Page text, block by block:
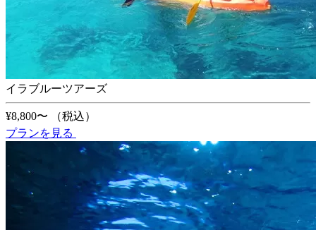
イラブルーツアーズ
¥8,800〜
（税込）
プランを見る